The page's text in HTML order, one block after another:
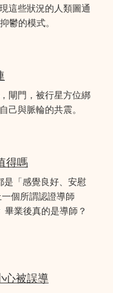
這些狀況的人類圖通
鬱的模式。
閘門，被行星方位綁
己與脈輪的共震。
得嗎
是「感覺良好、安慰
個所謂認證導師
業後真的是導師？
心被誤導